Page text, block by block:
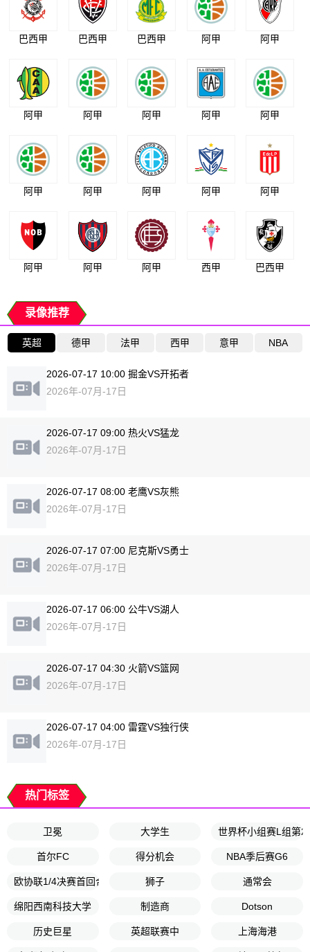
巴西甲 巴西甲 巴西甲 阿甲 阿甲
阿甲 阿甲 阿甲 阿甲 阿甲
阿甲 阿甲 阿甲 阿甲 阿甲
阿甲 阿甲 阿甲 西甲 巴西甲
录像推荐
英超 德甲 法甲 西甲 意甲 NBA
2026-07-17 10:00 掘金VS开拓者
2026年-07月-17日
2026-07-17 09:00 热火VS猛龙
2026年-07月-17日
2026-07-17 08:00 老鹰VS灰熊
2026年-07月-17日
2026-07-17 07:00 尼克斯VS勇士
2026年-07月-17日
2026-07-17 06:00 公牛VS湖人
2026年-07月-17日
2026-07-17 04:30 火箭VS篮网
2026年-07月-17日
2026-07-17 04:00 雷霆VS独行侠
2026年-07月-17日
热门标签
卫冕 大学生 世界杯小组赛L组第2
首尔FC 得分机会 NBA季后赛G6
欧协联1/4决赛首回合 狮子 通常会
绵阳西南科技大学 制造商 Dotson
历史巨星 英超联赛中 上海海港